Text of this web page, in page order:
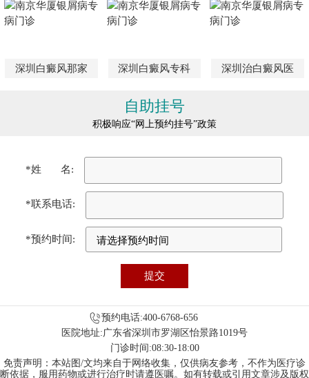
深圳白癜风那家 深圳白癜风专科 深圳治白癜风医
自助挂号
积极响应“网上预约挂号”政策
*姓 名:
*联系电话:
*预约时间:
预约电话:400-6768-656
医院地址:广东省深圳市罗湖区怡景路1019号
门诊时间:08:30-18:00
免责声明：本站图/文均来自于网络收集，仅供病友参考，不作为医疗诊
断依据，服用药物或进行治疗时请遵医嘱。如有转载或引用文章涉及版权